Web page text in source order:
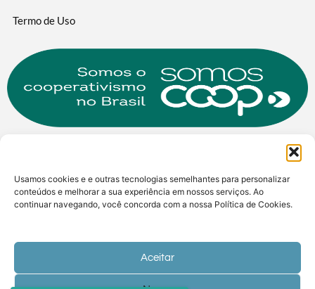
Usamos cookies e e outras tecnologias semelhantes para personalizar
conteúdos e melhorar a sua experiência em nossos serviços. Ao
continuar navegando, você concorda com a nossa Política de Cookies.
Aceitar
Termo de Uso
© DATA COOP - Todos os direitos reservados.
Desenvolvido pela: DINERB